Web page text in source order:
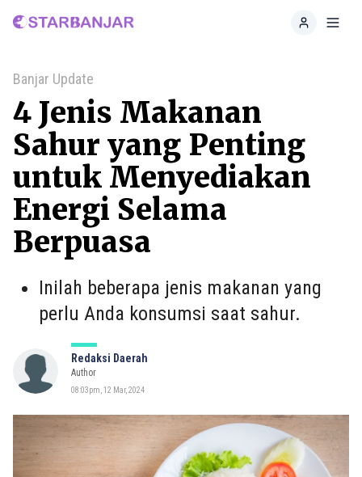
Home
Banjar Update
4 Jenis Makanan
Sahur yang Penting
untuk Menyediakan
Energi Selama
Berpuasa
Inilah beberapa jenis makanan yang
perlu Anda konsumsi saat sahur.
Redaksi Daerah
Author
08:03pm, 12 Mar, 2024